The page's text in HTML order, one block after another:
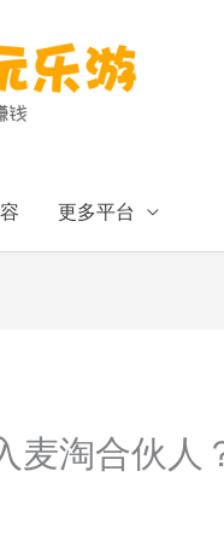
更多平台
麦淘合伙人